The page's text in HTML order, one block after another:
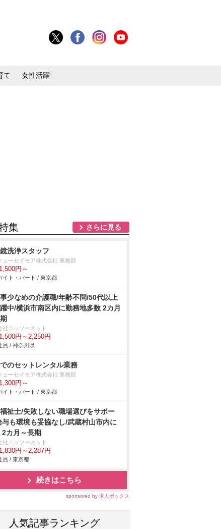
て 女性活躍
集 さらに見る
洗浄スタッフ
ューセイモア株式会社 業務部
円～
イト・パート / 東京都
少なめの介護職/年齢不問/50代以上
中/横浜市南区内に勤務地多数 2カ月
社ニッソーネット
円～2,250円
員 / 神奈川県
のセットレンタル業務
ューセイモア株式会社 業務部
円～
イト・パート / 東京都
祉士/失敗しない職場選びをサポー
与も環境も妥協なし/武蔵村山市内に
2カ月～長期
社ニッソーネット
円～2,287円
員 / 東京都
続きはこちら
sponsored by 求人ボックス
人気記事ランキング